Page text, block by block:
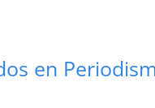
en